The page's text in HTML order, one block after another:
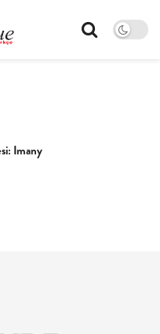
Imany